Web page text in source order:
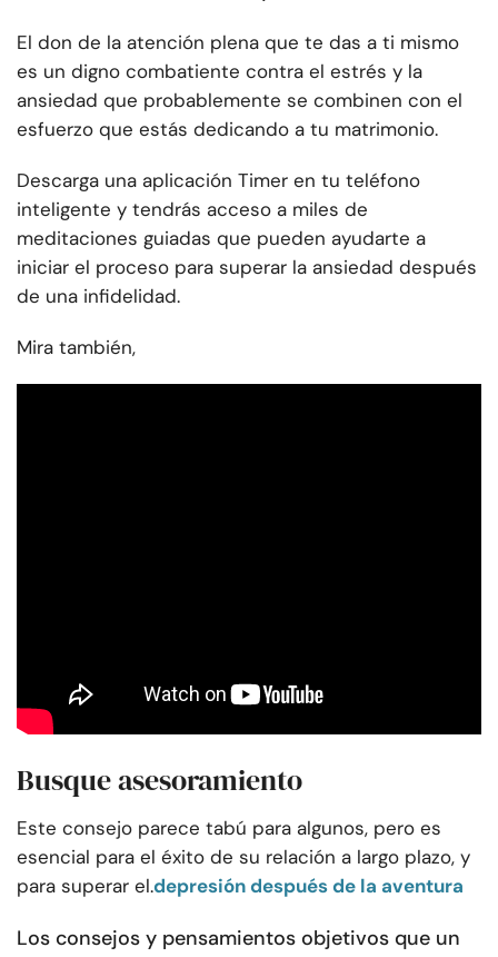
El don de la atención plena que te das a ti mismo
es un digno combatiente contra el estrés y la
ansiedad que probablemente se combinen con el
esfuerzo que estás dedicando a tu matrimonio.
Descarga una aplicación Timer en tu teléfono
inteligente y tendrás acceso a miles de
meditaciones guiadas que pueden ayudarte a
iniciar el proceso para superar la ansiedad después
de una infidelidad.
Mira también,
Busque asesoramiento
Este consejo parece tabú para algunos, pero es
esencial para el éxito de su relación a largo plazo, y
para superar el.depresión después de la aventura
Los consejos y pensamientos objetivos que un